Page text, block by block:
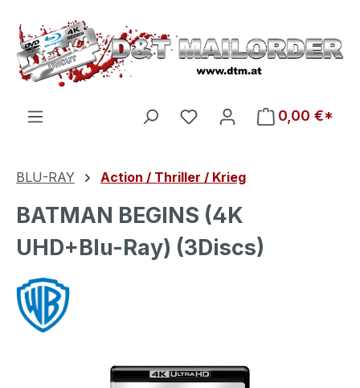
Zum Hauptinhalt springen
Du hast 0 Produkte auf
0,00 €*
BLU-RAY Action / Thriller / Krieg
BATMAN BEGINS (4K
UHD+Blu-Ray) (3Discs)
Bildergalerie überspringen